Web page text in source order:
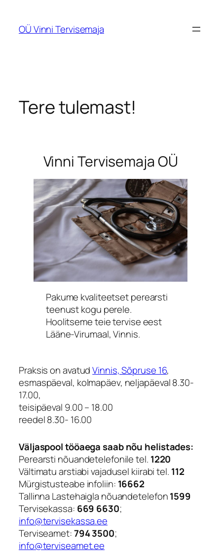
juurde
OÜ Vinni Tervisemaja
Tere tulemast!
Vinni Tervisemaja OÜ
Pakume kvaliteetset perearsti
teenust kogu perele.
Hoolitseme teie tervise eest
Lääne-Virumaal, Vinnis.
Praksis on avatudVinnis, Sõpruse 16,
esmaspäeval, kolmapäev, neljapäeval 8.30-
17.00,
teisipäeval 9.00 – 18.00
reedel 8.30- 16.00
Väljaspool tööaega saab nõu helistades:
Perearsti nõuandetelefonile tel. 1220
Vältimatu arstiabi vajadusel kiirabi tel. 112
Mürgistusteabe infoliin: 16662
Tallinna Lastehaigla nõuandetelefon1599
Tervisekassa: 669 6630;
info@tervisekassa.ee
Terviseamet:794 3500;
info@terviseamet.ee